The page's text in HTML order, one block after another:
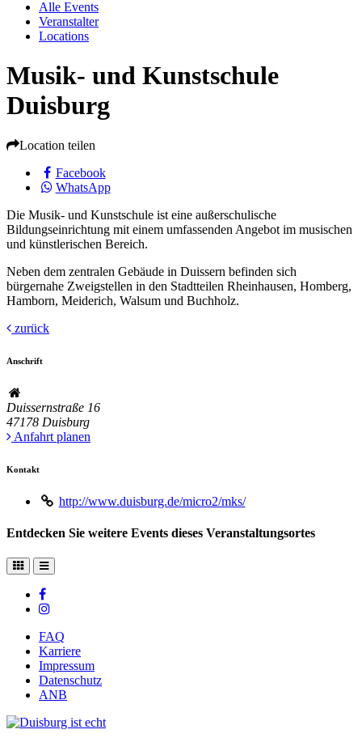
Alle Events
Veranstalter
Locations
Musik- und Kunstschule
Duisburg
Location teilen
Facebook
WhatsApp
Die Musik- und Kunstschule ist eine außerschulische
Bildungseinrichtung mit einem umfassenden Angebot im musischen
und künstlerischen Bereich.
Neben dem zentralen Gebäude in Duissern befinden sich
bürgernahe Zweigstellen in den Stadtteilen Rheinhausen, Homberg,
Hamborn, Meiderich, Walsum und Buchholz.
zurück
Anschrift
Duissernstraße 16
47178 Duisburg
Anfahrt planen
Kontakt
http://www.duisburg.de/micro2/mks/
Entdecken Sie weitere Events dieses Veranstaltungsortes
FAQ
Karriere
Impressum
Datenschutz
ANB